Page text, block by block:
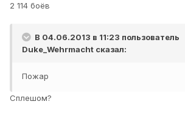
2 114 боёв
В 04.06.2013 в 11:23 пользователь
Duke_Wehrmacht сказал:
Пожар
Сплешом?